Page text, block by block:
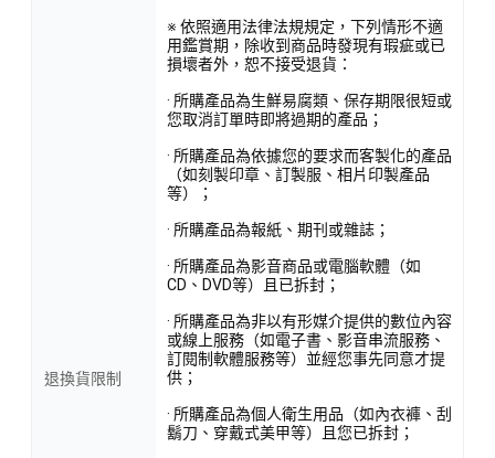
退換貨限制
※ 依照適用法律法規規定，下列情形不適
用鑑賞期，除收到商品時發現有瑕疵或已
損壞者外，恕不接受退貨：
· 所購產品為生鮮易腐類、保存期限很短或
您取消訂單時即將過期的產品；
· 所購產品為依據您的要求而客製化的產品
（如刻製印章、訂製服、相片印製產品
等）；
· 所購產品為報紙、期刊或雜誌；
· 所購產品為影音商品或電腦軟體（如
CD、DVD等）且已拆封；
· 所購產品為非以有形媒介提供的數位內容
或線上服務（如電子書、影音串流服務、
訂閱制軟體服務等）並經您事先同意才提
供；
· 所購產品為個人衛生用品（如內衣褲、刮
鬍刀、穿戴式美甲等）且您已拆封；